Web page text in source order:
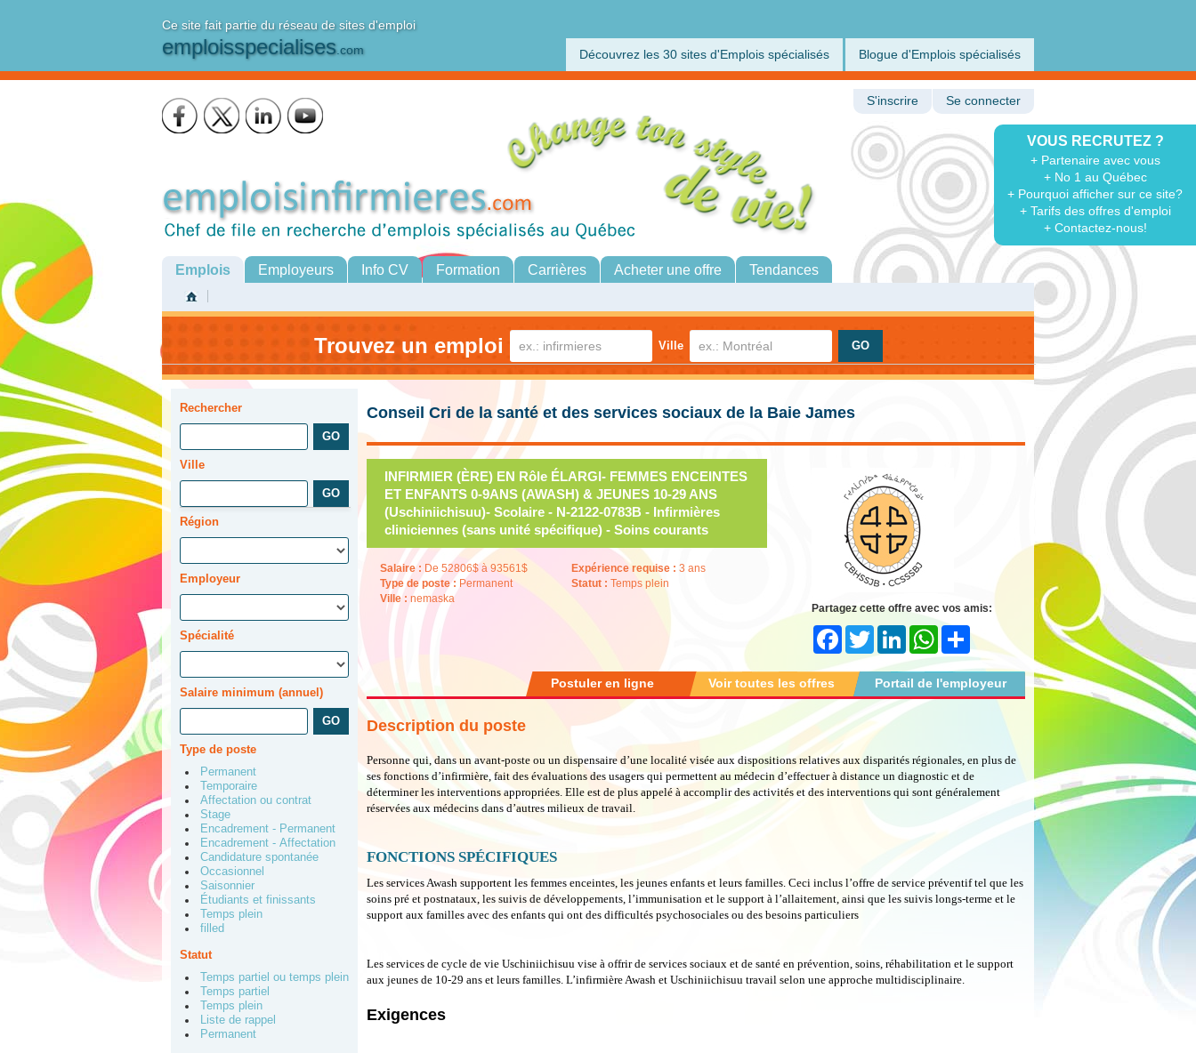
Ce site fait partie du réseau de sites d'emploi
emploisspecialises.com Découvrez les 30 sites d'Emplois spécialisés Blogue d'Emplois spécialisés
VOUS RECRUTEZ ?
+ Partenaire avec vous
+ No 1 au Québec
+ Pourquoi afficher sur ce site?
+ Tarifs des offres d'emploi
+ Contactez-nous!
S'inscrire Se connecter
Emplois Employeurs Info CV Formation Carrières Acheter une offre Tendances
Trouvez un emploi Ville
Rechercher
Ville
Région
Employeur
Spécialité
Salaire minimum (annuel)
Type de poste
Permanent
Temporaire
Affectation ou contrat
Stage
Encadrement - Permanent
Encadrement - Affectation
Candidature spontanée
Occasionnel
Saisonnier
Étudiants et finissants
Temps plein
filled
Statut
Temps partiel ou temps plein
Temps partiel
Temps plein
Liste de rappel
Permanent
Conseil Cri de la santé et des services sociaux de la Baie James
INFIRMIER (ÈRE) EN Rôle ÉLARGI- FEMMES ENCEINTES
ET ENFANTS 0-9ANS (AWASH) & JEUNES 10-29 ANS
(Uschiniichisuu)- Scolaire - N-2122-0783B - Infirmières
cliniciennes (sans unité spécifique) - Soins courants
Salaire : De 52806$ à 93561$
Type de poste : Permanent
Ville : nemaska
Expérience requise : 3 ans
Statut : Temps plein
Partagez cette offre avec vos amis:
FacebookTwitter LinkedIn WhatsAppShare
Portail de l'employeur
Voir toutes les offres
Postuler en ligne
Description du poste
Personne qui, dans un avant-poste ou un dispensaire d’une localité visée aux dispositions relatives aux disparités régionales, en plus de
ses fonctions d’infirmière, fait des évaluations des usagers qui permettent au médecin d’effectuer à distance un diagnostic et de
déterminer les interventions appropriées. Elle est de plus appelé à accomplir des activités et des interventions qui sont généralement
réservées aux médecins dans d’autres milieux de travail.
FONCTIONS SPÉCIFIQUES
Les services Awash supportent les femmes enceintes, les jeunes enfants et leurs familles. Ceci inclus l’offre de service préventif tel que les
soins pré et postnataux, les suivis de développements, l’immunisation et le support à l’allaitement, ainsi que les suivis longs-terme et le
support aux familles avec des enfants qui ont des difficultés psychosociales ou des besoins particuliers
Les services de cycle de vie Uschiniichisuu vise à offrir de services sociaux et de santé en prévention, soins, réhabilitation et le support
aux jeunes de 10-29 ans et leurs familles. L’infirmière Awash et Uschiniichisuu travail selon une approche multidisciplinaire.
Exigences